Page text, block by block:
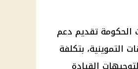
الحكومة تقديم دعم
التموينية، بتكلفة